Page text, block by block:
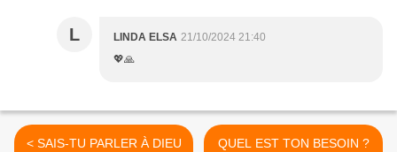
L LINDA ELSA 21/10/2024 21:40
💖🙏
< SAIS-TU PARLER À DIEU
QUEL EST TON BESOIN ?